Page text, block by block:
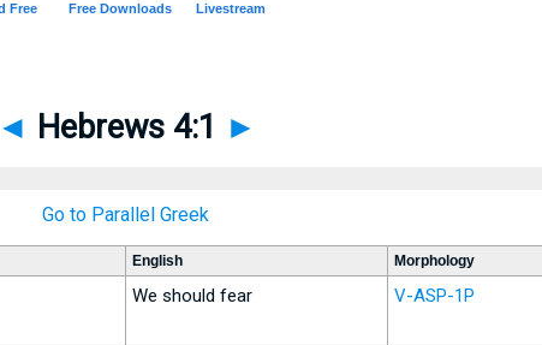
◄ Hebrews 4:1 ►
Go to Parallel Greek
English Morphology
We should fear V-ASP-1P